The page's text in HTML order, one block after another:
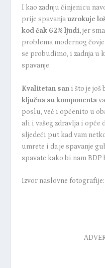
I kao zadnju činjenicu
prije spavanjauzrokuje
kod čak 62% ljudi,jer
problema modernog
se probudimo, i zadnja u
spavanje.
Kvalitetan sani što je još
ključna su komponenta
poslu, već i općenito u
ali i vašeg zdravlja i opće
sljedeći put kad vam
umrete i da je spavanje
spavate kako bi nam BDP
Izvor naslovne fotografije: